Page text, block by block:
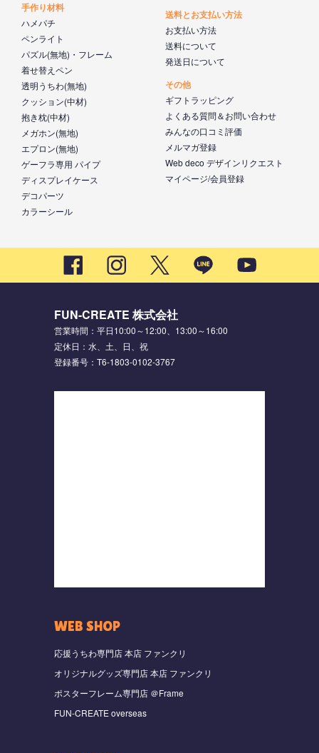
手作り材料
ハメパチ
ペンライト
パズル(無地)・フレーム
着せ替えペン
透明うちわ(無地)
クッション(中材)
抱き枕(中材)
メガホン(無地)
エプロン(無地)
ゲーフラ専用 パイプ
ディスプレイケース
デコパーツ
カラーシール
送料とお支払い方法
お支払い方法
送料について
発送日について
その他
ギフトラッピング
よくある質問＆お問い合わせ
みんなの口コミ評価
メルマガ登録
Web deco デザインリクエスト
マイページ/会員登録
FUN-CREATE 株式会社
営業時間：平日10:00～12:00、13:00～16:00
定休日：水、土、日、祝
登録番号：T6-1803-0102-3767
WEB SHOP
応援うちわ専門店 本店 ファンクリ
オリジナルグッズ専門店 本店 ファンクリ
ポスターフレーム専門店 ＠Frame
FUN-CREATE overseas